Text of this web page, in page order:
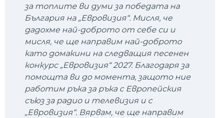
за топлите ви думи за победата на
България на „Евровизия“. Мисля, че
дадохме най-доброто от себе си и
мисля, че ще направим най-доброто
като домакини на следващия песенен
конкурс „Евровизия“ 2027. Благодаря за
помощта ви до момента, защото ние
работим ръка за ръка с Европейския
съюз за радио и телевизия и с
„Евровизия“. Вярвам, че ще направим